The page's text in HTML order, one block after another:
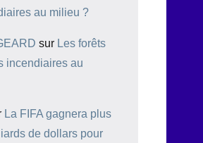
au milieu ?
sur Les forêts
incendiaires au
La FIFA gagnera plus
de dollars pour